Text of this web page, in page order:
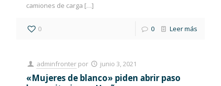
camiones de carga […]
0 0 Leer más
adminfronter por junio 3, 2021
«Mujeres de blanco» piden abrir paso